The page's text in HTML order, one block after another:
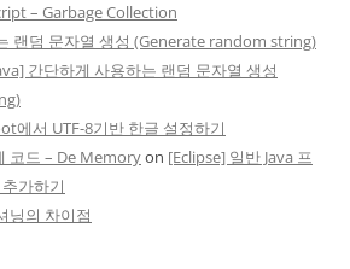
– Garbage Collection
랜덤 문자열 생성 (Generate random string)
간단하게 사용하는 랜덤 문자열 생성
에서 UTF-8기반 한글 설정하기
코드 – De Memoryon [Eclipse] 일반 Java 프
가하기
닝의 차이점